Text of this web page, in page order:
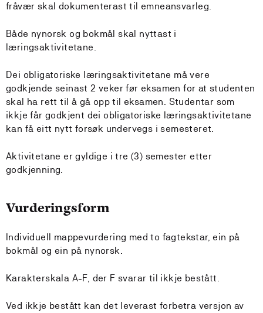
fråvær skal dokumenterast til emneansvarleg.
Både nynorsk og bokmål skal nyttast i
læringsaktivitetane.
Dei obligatoriske læringsaktivitetane må vere
godkjende seinast 2 veker før eksamen for at studenten
skal ha rett til å gå opp til eksamen. Studentar som
ikkje får godkjent dei obligatoriske læringsaktivitetane
kan få eitt nytt forsøk undervegs i semesteret.
Aktivitetane er gyldige i tre (3) semester etter
godkjenning.
Vurderingsform
Individuell mappevurdering med to fagtekstar, ein på
bokmål og ein på nynorsk.
Karakterskala A-F, der F svarar til ikkje bestått.
Ved ikkje bestått kan det leverast forbetra versjon av